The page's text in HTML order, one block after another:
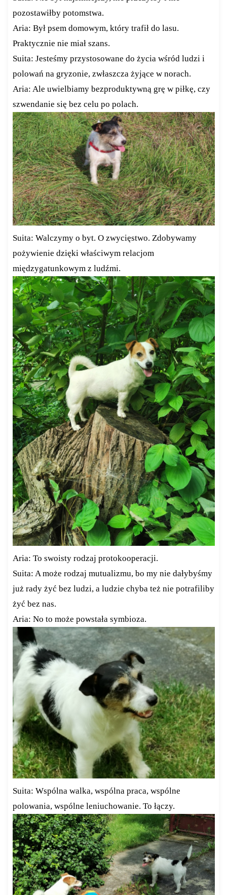
pozostawiłby potomstwa.
Aria: Był psem domowym, który trafił do lasu.
Praktycznie nie miał szans.
Suita: Jesteśmy przystosowane do życia wśród ludzi i
polowań na gryzonie, zwłaszcza żyjące w norach.
Aria: Ale uwielbiamy bezproduktywną grę w piłkę, czy
szwendanie się bez celu po polach.
Suita: Walczymy o byt. O zwycięstwo. Zdobywamy
pożywienie dzięki właściwym relacjom
międzygatunkowym z ludźmi.
Aria: To swoisty rodzaj protokooperacji.
Suita: A może rodzaj mutualizmu, bo my nie dałybyśmy
już rady żyć bez ludzi, a ludzie chyba też nie potrafiliby
żyć bez nas.
Aria: No to może powstała symbioza.
Suita: Wspólna walka, wspólna praca, wspólne
polowania, wspólne leniuchowanie. To łączy.